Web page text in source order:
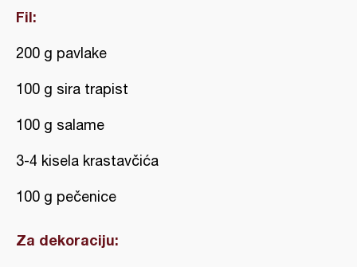
Fil:
200 g pavlake
100 g sira trapist
100 g salame
3-4 kisela krastavčića
100 g pečenice
Za dekoraciju: